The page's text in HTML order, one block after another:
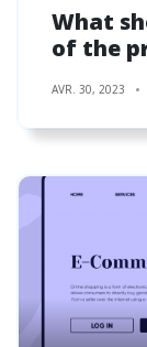
What
of the
AVR. 30, 2023